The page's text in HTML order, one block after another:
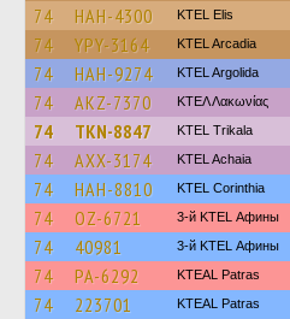
74 HAH-4300 KTEL Elis
74 YPY-3164 KTEL Arcadia
74 HAH-9274 KTEL Argolida
74 AKZ-7370 ΚΤΕΛ Λακωνίας
74 TKN-8847 ΚΤΕL Τrikala
74 AXX-3174 KTEL Achaia
74 HAH-8810 KTEL Corinthia
74 OZ-6721 3-й KTEL Афины
74 40981 3-й KTEL Афины
74 PA-6292 KTEAL Patras
74 223701 KTEAL Patras